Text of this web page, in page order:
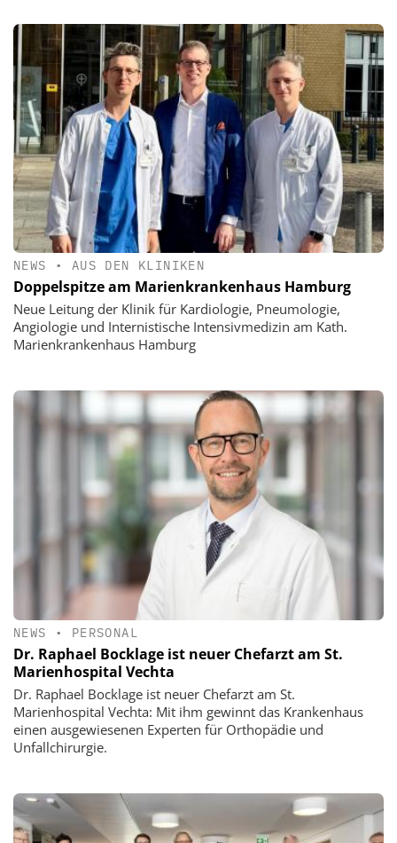
NEWS • AUS DEN KLINIKEN
Doppelspitze am Marienkrankenhaus Hamburg
Neue Leitung der Klinik für Kardiologie, Pneumologie,
Angiologie und Internistische Intensivmedizin am Kath.
Marienkrankenhaus Hamburg
NEWS • PERSONAL
Dr. Raphael Bocklage ist neuer Chefarzt am St.
Marienhospital Vechta
Dr. Raphael Bocklage ist neuer Chefarzt am St.
Marienhospital Vechta: Mit ihm gewinnt das Krankenhaus
einen ausgewiesenen Experten für Orthopädie und
Unfallchirurgie.